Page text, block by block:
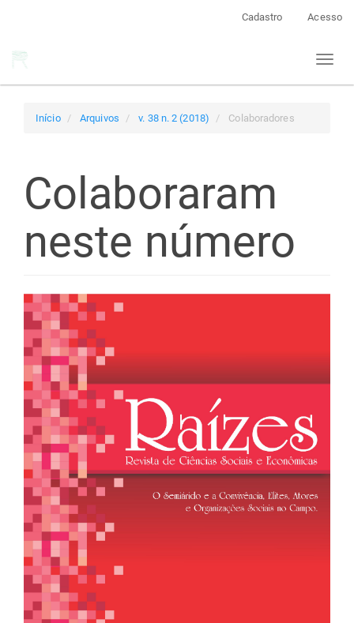
Cadastro Acesso
Toggle
Início Arquivos v. 38 n. 2 (2018) Colaboradores
Colaboraram
neste número
Barra
lateral
de
artigos